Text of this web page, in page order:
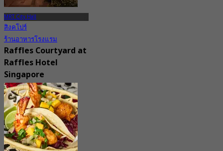
MRT City Hall
สิงคโปร์
ร้านอาหารโรงแรม
Raffles Courtyard at
Raffles Hotel
Singapore
New
4.1
จากS$ 30